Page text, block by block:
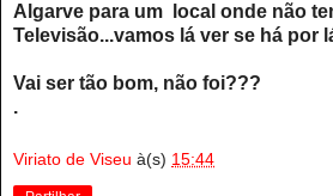
Algarve para um local onde não
Televisão...vamos lá ver se há por
Vai ser tão bom, não foi???
.
Viriato de Viseu à(s) 15:44